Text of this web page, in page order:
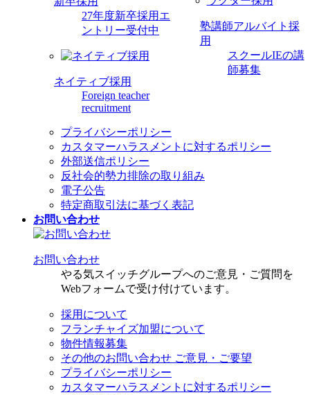
27年度新卒採用エ
ントリー受付中
ネイティブ採用
Foreign teacher
recruitment
塾講師アルバイト採
用
スクールIEの講
師募集
プライバシーポリシー
カスタマーハラスメントに対するポリシー
外部送信ポリシー
反社会的勢力排除の取り組み
電子公告
特定商取引法に基づく表記
お問い合わせ
お問い合わせ
やる気スイッチグループへのご意見・ご質問を
Webフォームで受け付けています。
採用について
フランチャイズ加盟について
物件情報募集
その他のお問い合わせ ご意見・ご要望
プライバシーポリシー
カスタマーハラスメントに対するポリシー